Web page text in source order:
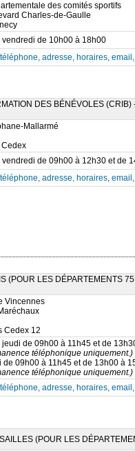
des comités sportifs
Charles-de-Gaulle
vendredi de 10h00 à 18h00
adresse, horaires,
DES BÉNÉVOLES
Mallarmé
vendredi de 09h00 à 12h30 et de
adresse, horaires,
(POUR LES DÉPARTEMENTS
Vincennes
Cedex 12
jeudi de 09h00 à 11h45 et de
téléphonique uniquement.)
de 09h00 à 11h45 et de 13h00 à
téléphonique uniquement.)
adresse, horaires,
(POUR LES